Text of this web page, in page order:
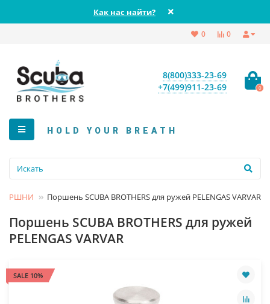
Как нас найти?
0
0
8(800)333-23-69
+7(499)911-23-69
0
HOLD YOUR BREATH
Поршень SCUBA BROTHERS для ружей PELENGAS VARVAR
Поршень SCUBA BROTHERS для ружей
PELENGAS VARVAR
SALE 10%